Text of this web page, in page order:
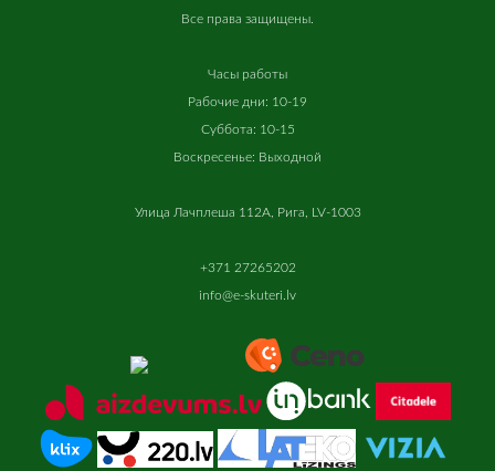
Все права защищены
Часы работы
Рабочие дни: 10-19
Суббота: 10-15
Воскресенье: Выходной
Улица Лачплеша 112A, Рига, LV-1003
+371 27265202
info@e-skuteri.lv